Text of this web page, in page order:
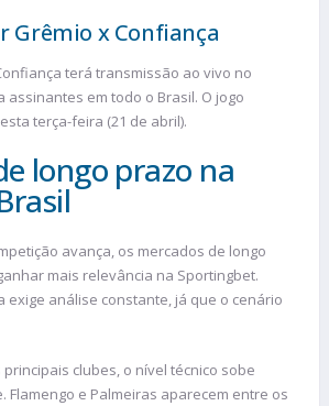
Grêmio x Confiança
terá transmissão ao vivo no
assinantes em todo o Brasil. O jogo
terça-feira (21 de abril).
longo prazo na
avança, os mercados de longo
mais relevância na Sportingbet.
exige análise constante, já que o cenário
clubes, o nível técnico sobe
Flamengo e Palmeiras aparecem entre os